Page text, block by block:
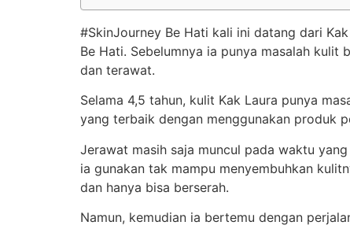
#SkinJourney Be Hati kali ini datang dari
Be Hati. Sebelumnya ia punya masalah
dan terawat.
Selama 4,5 tahun, kulit Kak Laura punya
yang terbaik dengan menggunakan produk
Jerawat masih saja muncul pada waktu
ia gunakan tak mampu menyembuhkan
dan hanya bisa berserah.
Namun, kemudian ia bertemu dengan